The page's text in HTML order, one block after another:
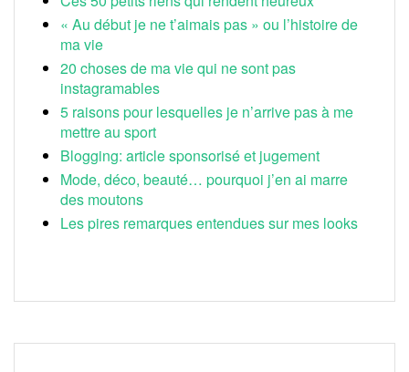
« Au début je ne t’aimais pas » ou l’histoire de
ma vie
20 choses de ma vie qui ne sont pas
instagramables
5 raisons pour lesquelles je n’arrive pas à me
mettre au sport
Blogging: article sponsorisé et jugement
Mode, déco, beauté… pourquoi j’en ai marre
des moutons
Les pires remarques entendues sur mes looks